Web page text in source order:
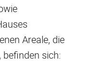
Areale, die
sich: